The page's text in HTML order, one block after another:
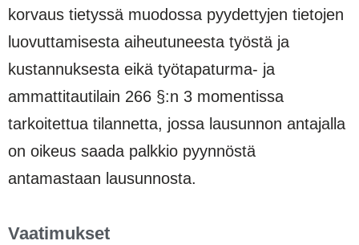
korvaus tietyssä muodossa pyydettyjen tietojen
luovuttamisesta aiheutuneesta työstä ja
kustannuksesta eikä työtapaturma- ja
ammattitautilain 266 §:n 3 momentissa
tarkoitettua tilannetta, jossa lausunnon antajalla
on oikeus saada palkkio pyynnöstä
antamastaan lausunnosta.
Vaatimukset